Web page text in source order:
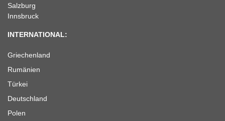
Salzburg
Innsbruck
INTERNATIONAL:
Griechenland
Rumänien
Türkei
Deutschland
Polen